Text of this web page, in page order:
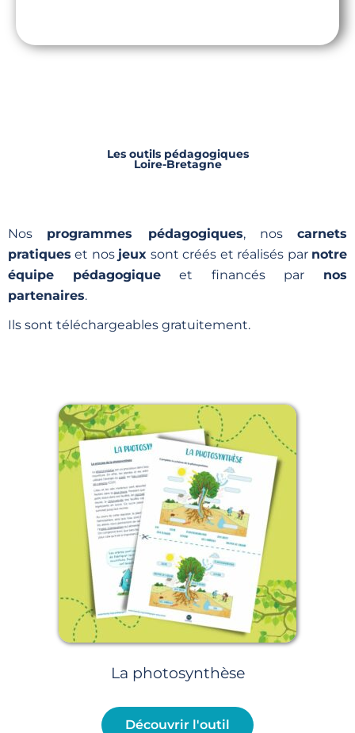
Les outils pédagogiques
Loire-Bretagne
Nos programmes pédagogiques, nos carnets
pratiques et nos jeux sont créés et réalisés par notre
équipe pédagogique et financés parnos
partenaires.
Ils sont téléchargeables gratuitement.
La photosynthèse
Découvrir l'outil